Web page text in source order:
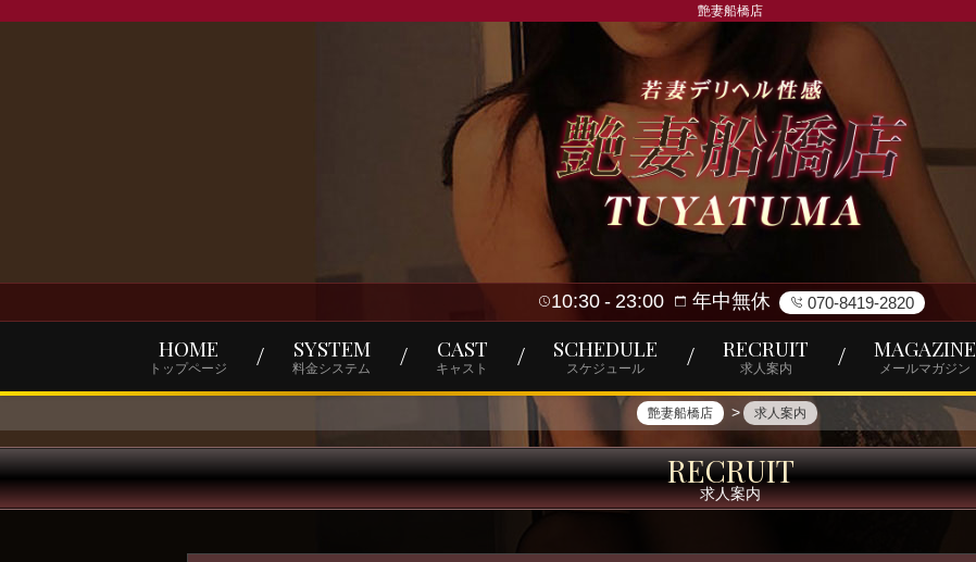
艶妻船橋店
10:30 23:00 年中無休 070-8419-2820
HOME
トップページ
SYSTEM
料金システム
CAST
キャスト
SCHEDULE
スケジュール
RECRUIT
求人案内
MAGAZINE
メールマガジン
艶妻船橋店 求人案内
RECRUIT
求人案内